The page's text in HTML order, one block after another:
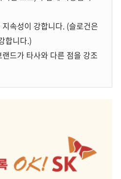
속성이 강합니다. (슬로건은
합니다.)
드가 타사와 다른 점을 강조